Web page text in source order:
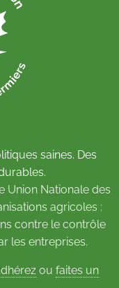
saines. Des
Union Nationale des
agricoles :
contre le contrôle
les entreprises.
ou faites un